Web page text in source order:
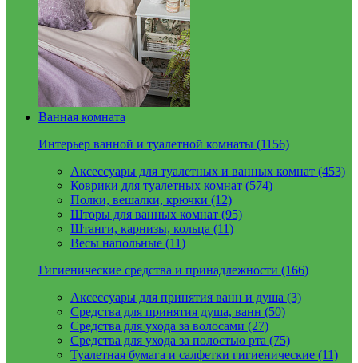
Ванная комната
Интерьер ванной и туалетной комнаты (1156)
Аксессуары для туалетных и ванных комнат (453)
Коврики для туалетных комнат (574)
Полки, вешалки, крючки (12)
Шторы для ванных комнат (95)
Штанги, карнизы, кольца (11)
Весы напольные (11)
Гигиенические средства и принадлежности (166)
Аксессуары для принятия ванн и душа (3)
Средства для принятия душа, ванн (50)
Средства для ухода за волосами (27)
Средства для ухода за полостью рта (75)
Туалетная бумага и салфетки гигиенические (11)